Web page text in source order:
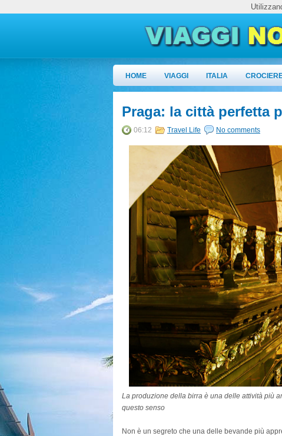
HOME VIAGGI ITALIA
Praga: la città perfetta
06:12 Travel Life No comments
La produzione della birra è una delle attività più
questo senso
Non è un segreto che una delle bevande più